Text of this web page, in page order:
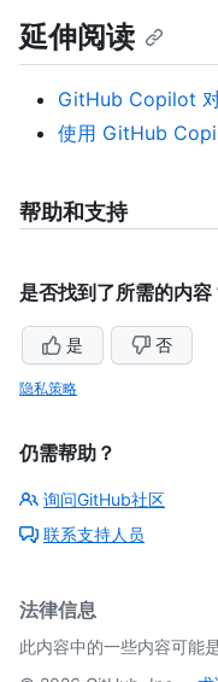
延伸阅读
GitHub Copilot
使用 GitHub
帮助和支持
是否找到了所需的内容
是 否
隐私策略
仍需帮助？
询问GitHub社区
联系支持人员
法律信息
此内容中的一些内容可能